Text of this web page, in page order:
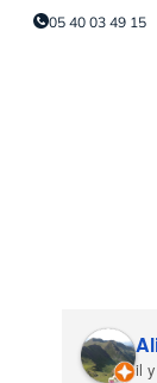
05 40 03 49 15
il